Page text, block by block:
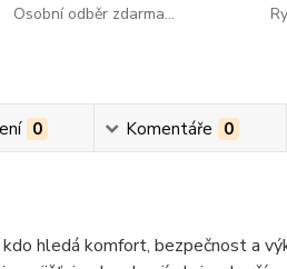
Osobní odběr zdarma...
0 Komentáře 0
hledá komfort, bezpečnost a